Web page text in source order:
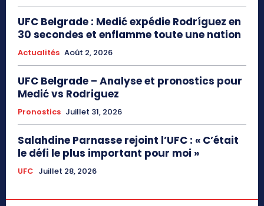
UFC Belgrade : Medić expédie Rodríguez en
30 secondes et enflamme toute une nation
Actualités Août 2, 2026
UFC Belgrade – Analyse et pronostics pour
Medić vs Rodriguez
Pronostics Juillet 31, 2026
Salahdine Parnasse rejoint l’UFC : « C’était
le défi le plus important pour moi »
UFC Juillet 28, 2026